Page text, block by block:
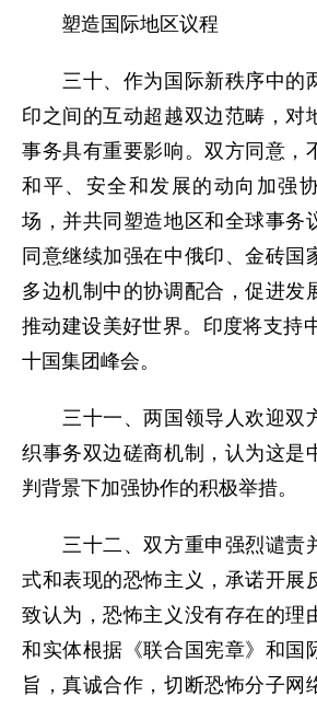
塑造国际地区议程
三十、作为国际新秩序中的
印之间的互动超越双边范畴，对
事务具有重要影响。双方同意，
和平、安全和发展的动向加强
场，并共同塑造地区和全球事务
同意继续加强在中俄印、金砖国
多边机制中的协调配合，促进发
推动建设美好世界。印度将支持
十国集团峰会。
三十一、两国领导人欢迎双
织事务双边磋商机制，认为这是
判背景下加强协作的积极举措。
三十二、双方重申强烈谴责
式和表现的恐怖主义，承诺开展
致认为，恐怖主义没有存在的理
和实体根据《联合国宪章》和国
旨，真诚合作，切断恐怖分子网